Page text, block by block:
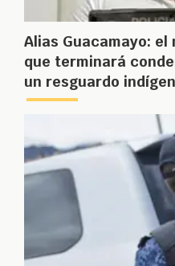
Alias Guacamayo:
que terminará
un resguardo